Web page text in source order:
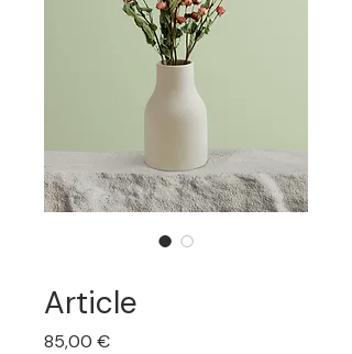
Article
85,00 €Prix